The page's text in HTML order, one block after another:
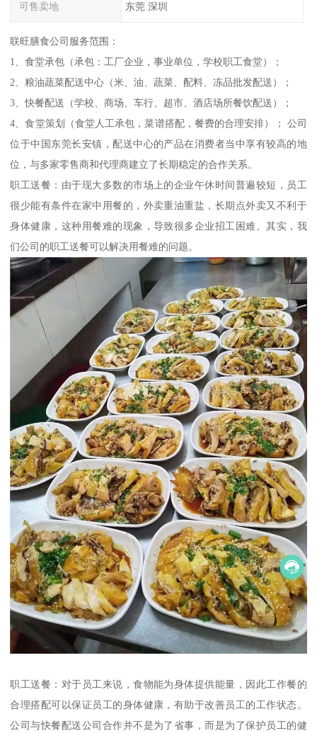
可售卖地 东莞 深圳
联旺膳食公司服务范围：
1、食堂承包（承包：工厂企业，事业单位，学校职工食堂）；
2、粮油蔬菜配送中心（米、油、蔬菜、配料、冻品批发配送）；
3、快餐配送（学校、商场、车行、超市、酒店场所餐饮配送）；
4、食堂策划（食堂人工承包，菜谱搭配，餐费的合理安排）； 公司
位于中国东莞长安镇，配送中心的产品在消费者当中享有较高的地
位，与多家零售商和代理商建立了长期稳定的合作关系。
职工送餐：由于现大多数的市场上的企业午休时间普遍较短，员工
很少能有条件在家中用餐的，外卖重油重盐，长期点外卖又不利于
身体健康，这种用餐难的现象，导致很多企业招工困难。其实，我
们公司的职工送餐可以解决用餐难的问题。
职工送餐：对于员工来说，食物能为身体提供能量，因此工作餐的
合理搭配可以保证员工的身体健康，有助于改善员工的工作状态。
公司与快餐配送公司合作并不是为了省事，而是为了保护员工的健